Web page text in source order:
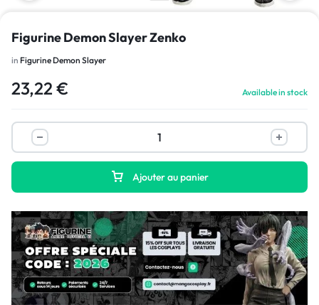
Figurine Demon Slayer Zenko
in Figurine Demon Slayer
23,22 € Available in stock
Ajouter au panier